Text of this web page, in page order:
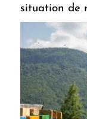
situation de